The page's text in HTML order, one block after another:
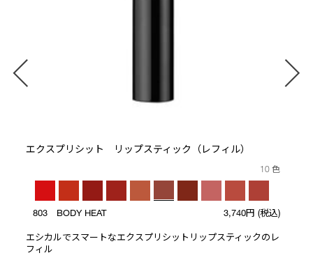
エクスプリシット リップスティック（レフィル）
10 色
803 BODY HEAT 3,740円 (税込)
エシカルでスマートなエクスプリシットリップスティックのレ
フィル